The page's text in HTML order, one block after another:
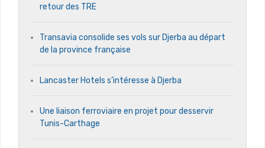
retour des TRE
Transavia consolide ses vols sur Djerba au départ
de la province française
Lancaster Hotels s’intéresse à Djerba
Une liaison ferroviaire en projet pour desservir
Tunis-Carthage